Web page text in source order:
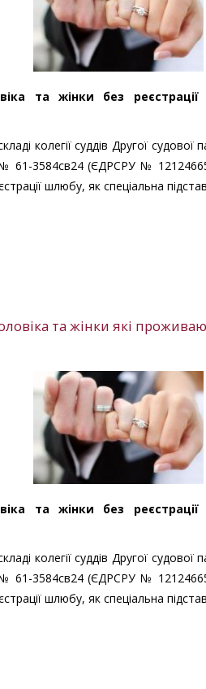
та жінки без
колегії суддів Другої
3584св24 (ЄДРСРУ №
шлюбу, як спеціальна
та жінки які
та жінки без
колегії суддів Другої
3584св24 (ЄДРСРУ №
шлюбу, як спеціальна